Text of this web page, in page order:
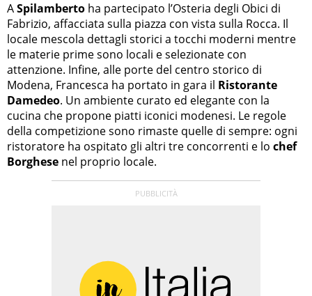
ASpilamberto ha partecipato l’Osteria degli Obici di
Fabrizio, affacciata sulla piazza con vista sulla Rocca. Il
locale mescola dettagli storici a tocchi moderni mentre
le materie prime sono locali e selezionate con
attenzione. Infine, alle porte del centro storico di
Modena, Francesca ha portato in gara il Ristorante
Damedeo. Un ambiente curato ed elegante con la
cucina che propone piatti iconici modenesi. Le regole
della competizione sono rimaste quelle di sempre: ogni
ristoratore ha ospitato gli altri tre concorrenti e lo chef
Borghese nel proprio locale.